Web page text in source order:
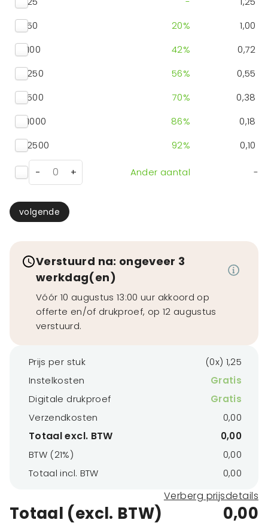
50
20%
1,00
100
42%
0,72
250
56%
0,55
500
70%
0,38
1000
86%
0,18
2500
92% 0,10
- + Ander aantal -
volgende
Verstuurd na: ongeveer 3
werkdag(en)
Vóór 10 augustus 13:00 uur akkoord op
offerte en/of drukproef, op 12 augustus
verstuurd.
Prijs per stuk
(0x) 1,25
Instelkosten
Gratis
Digitale drukproef
Gratis
Verzendkosten
0,00
Totaal excl. BTW
0,00
BTW (21%)
0,00
Totaal incl. BTW
0,00
Verberg prijsdetails
Totaal (excl. BTW) 0,00